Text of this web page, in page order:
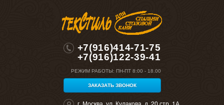
+7(916)414-71-75
+7(916)122-39-41
РЕЖИМ РАБОТЫ: ПН-ПТ 8:00 - 18.00
ЗАКАЗАТЬ ЗВОНОК